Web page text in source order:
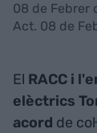
08 de Febrer
Act. 08 de
El RACC i
elèctrics
acord de